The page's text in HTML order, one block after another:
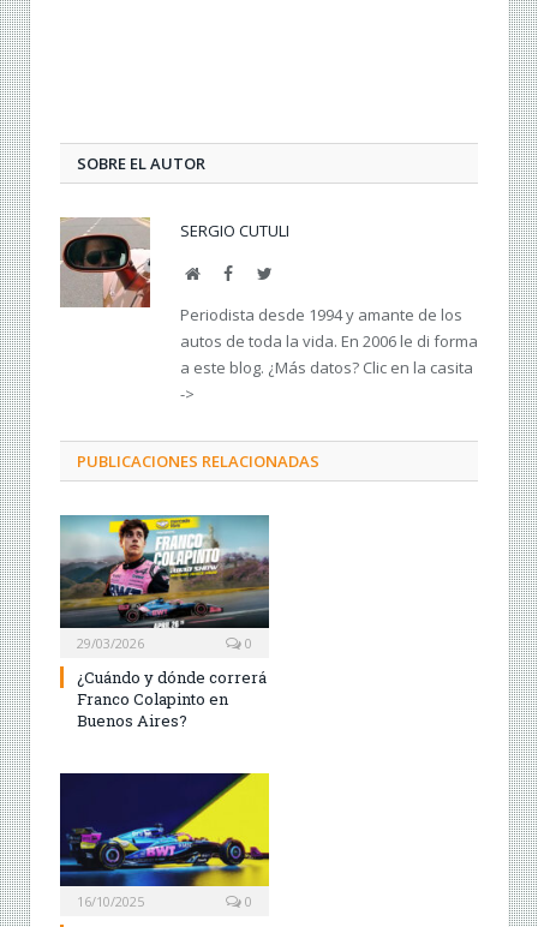
SOBRE EL AUTOR
SERGIO CUTULI
Web FacebookTwitter
Periodista desde 1994 y amante de los
autos de toda la vida. En 2006 le di forma
a este blog. ¿Más datos? Clic en la casita
->
PUBLICACIONES RELACIONADAS
29/03/2026 0
¿Cuándo y dónde correrá
Franco Colapinto en
Buenos Aires?
16/10/2025 0